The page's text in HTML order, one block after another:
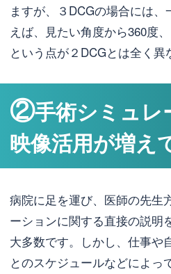
ますが、３DCGの場合には
えば、見たい角度から360度
という点が２DCGとは全く異
②手術シミュレ
映像活用が増え
病院に足を運び、医師の先生
ーションに関する直接の説明
大多数です。しかし、仕事や
とのスケジュールなどによっ